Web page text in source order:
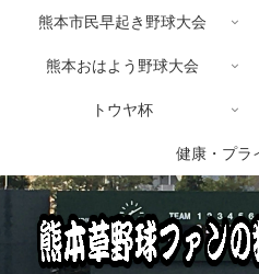
熊本市民早起き野球大会
熊本おはよう野球大会
トウヤ杯
健康・プラ